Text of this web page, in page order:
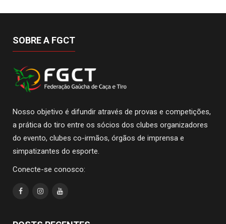
SOBRE A FGCT
Nosso objetivo é difundir através de provas e competições,
a prática do tiro entre os sócios dos clubes organizadores
do evento, clubes co-irmãos, órgãos de imprensa e
simpatizantes do esporte.
Conecte-se conosco: